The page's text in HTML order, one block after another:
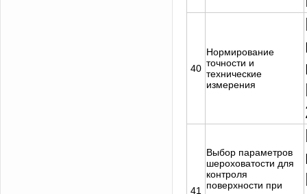
40
Нормирование
точности и
технические
измерения
41
Выбор параметров
шероховатости для
контроля
поверхности при